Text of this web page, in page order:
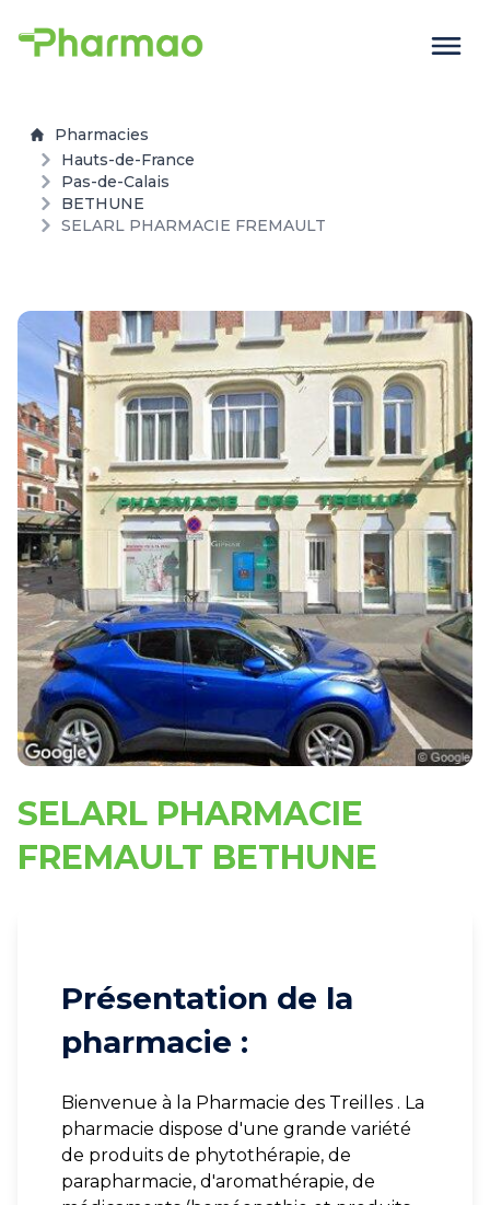
Pharmacies
Hauts-de-France
Pas-de-Calais
BETHUNE
SELARL PHARMACIE FREMAULT
SELARL PHARMACIE
FREMAULT BETHUNE
Présentation de la
pharmacie :
Bienvenue à la Pharmacie des Treilles . La
pharmacie dispose d'une grande variété
de produits de phytothérapie, de
parapharmacie, d'aromathérapie, de